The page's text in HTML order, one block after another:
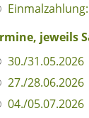
jeweils
30./31.05.2026
27./28.06.2026
04./05.07.2026